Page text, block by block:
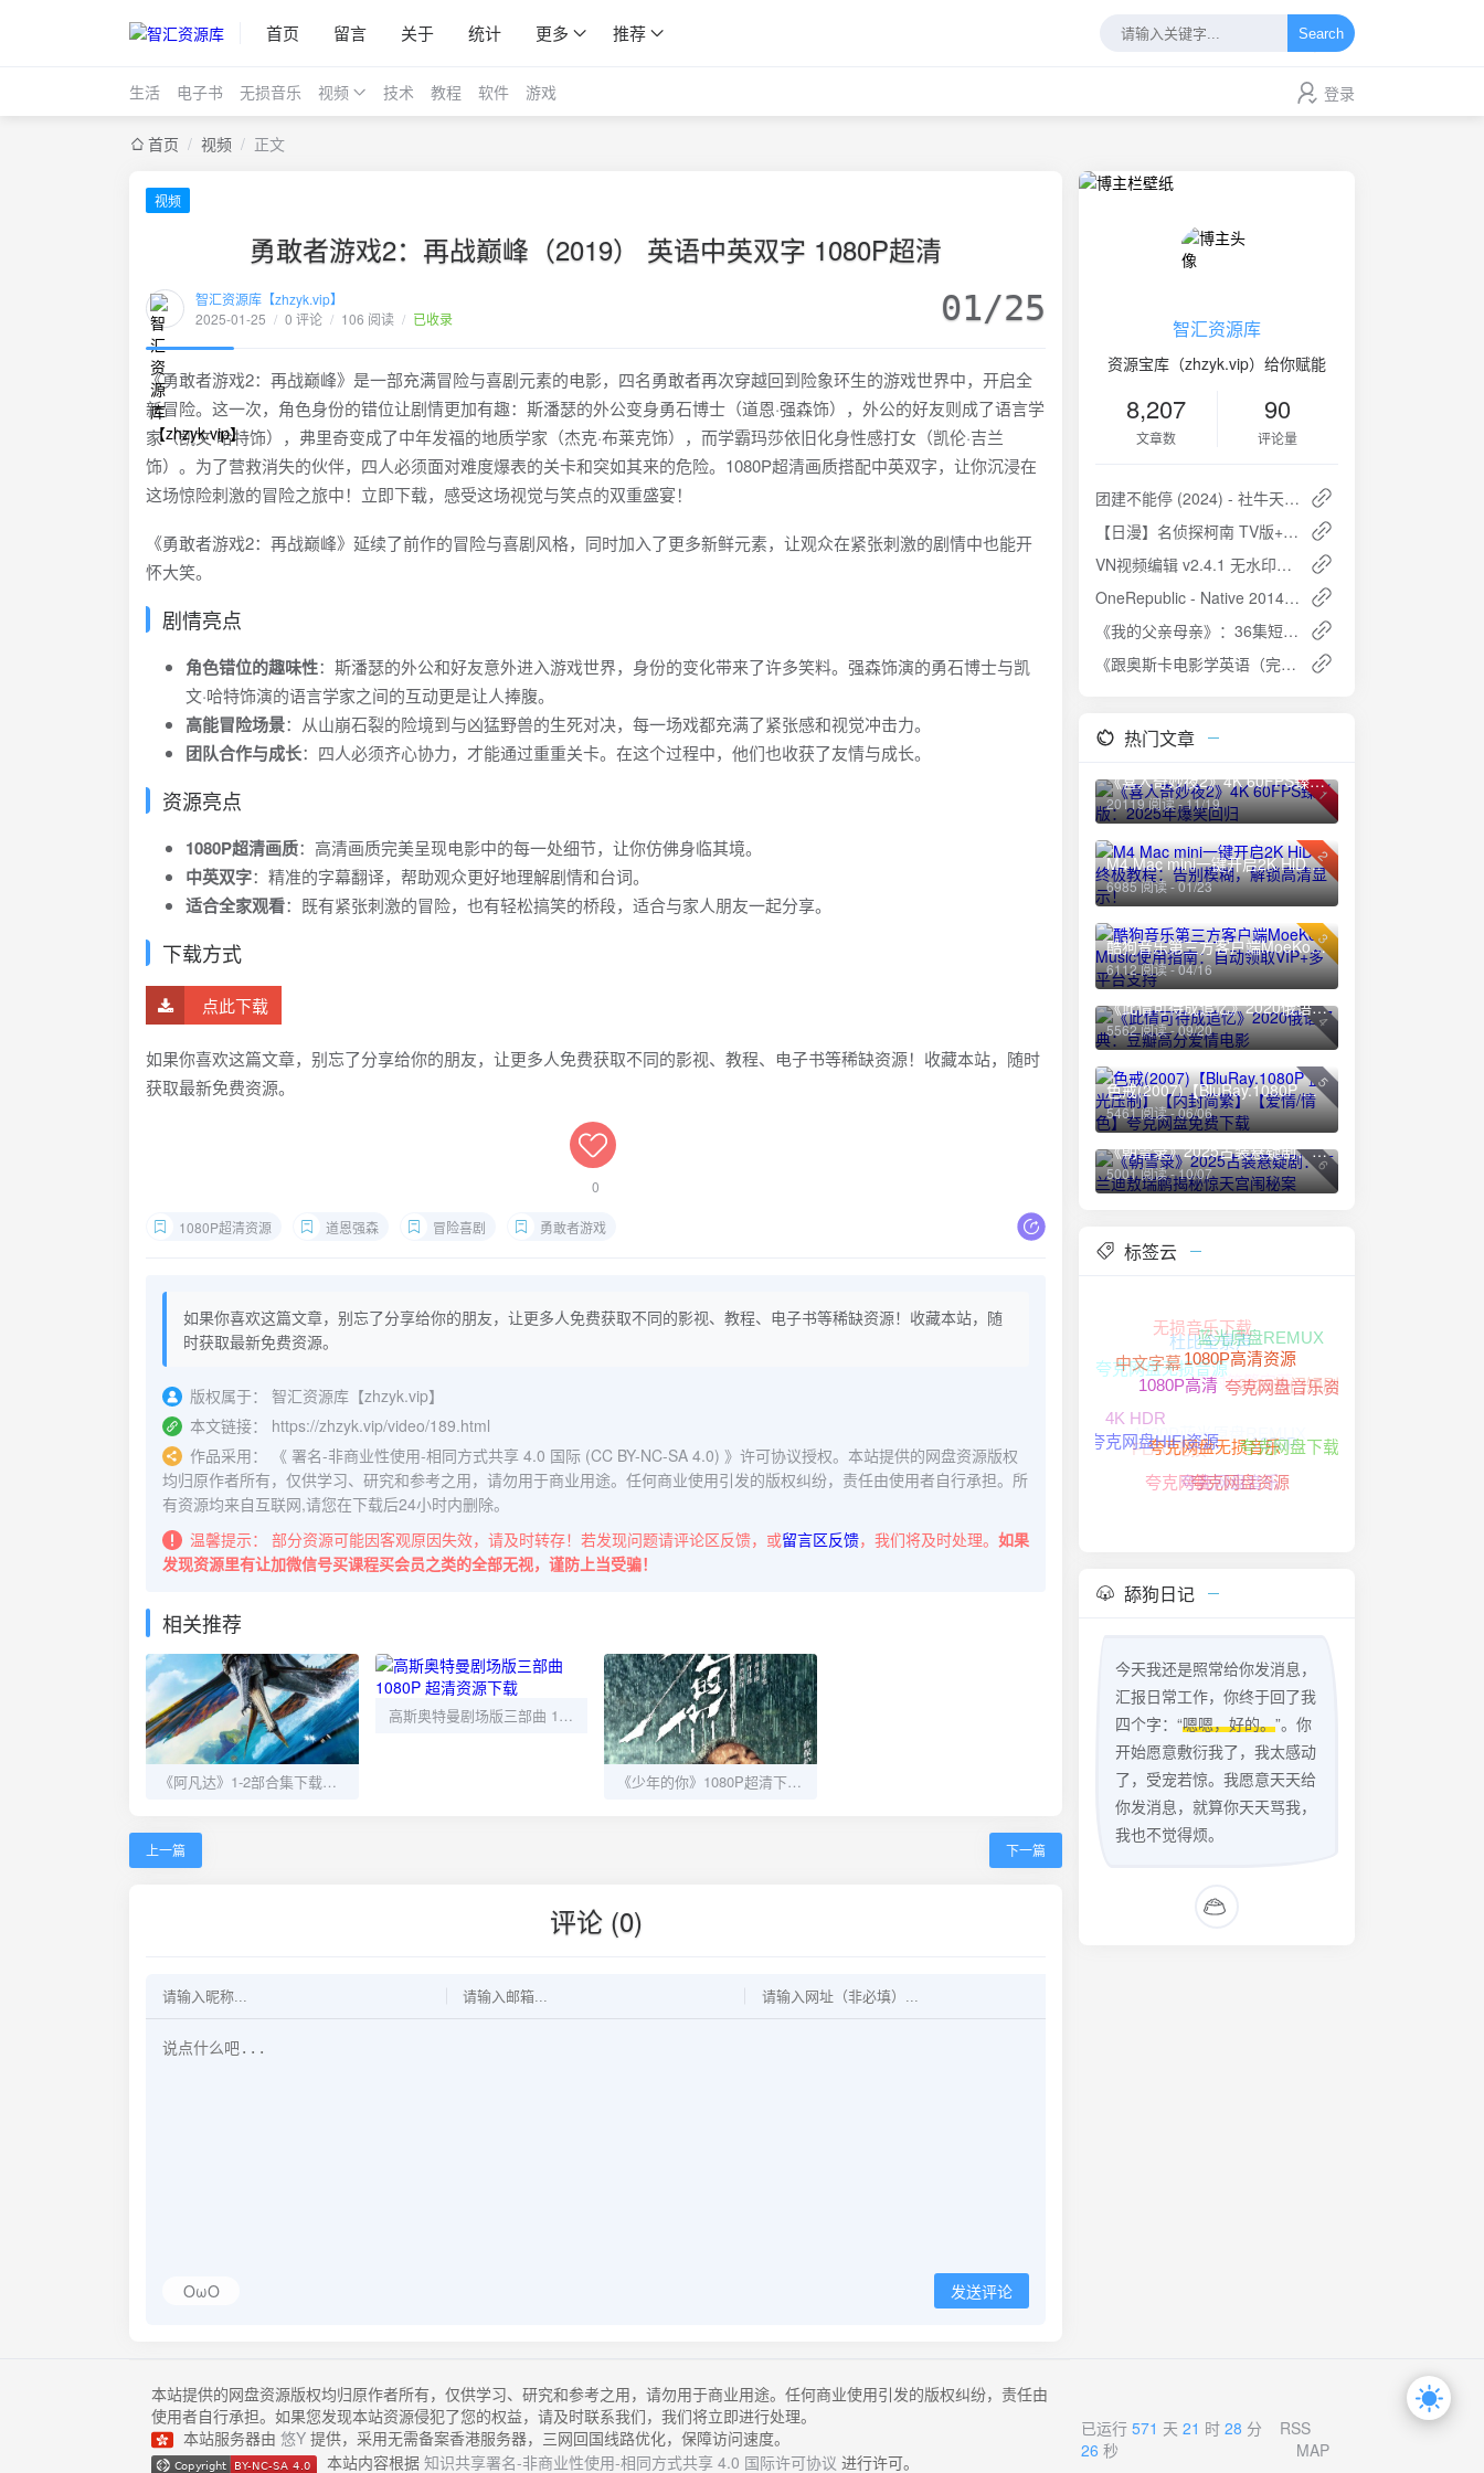
首页 留言 关于 统计 更多 推荐 Search
生活 电子书 无损音乐 视频 技术 教程 软件 游戏 登录
首页 / 视频 / 正文
视频
勇敢者游戏2：再战巅峰（2019） 英语中英双字 1080P超清
智汇资源库【zhzyk.vip】
2025-01-25 / 0 评论 / 106 阅读 / 已收录 01/25
《勇敢者游戏2：再战巅峰》是一部充满冒险与喜剧元素的电影，四名勇敢者再次穿越回到险象环生的游戏世界中，开启全
新冒险。这一次，角色身份的错位让剧情更加有趣：斯潘瑟的外公变身勇石博士（道恩·强森饰），外公的好友则成了语言学
家（凯文·哈特饰），弗里奇变成了中年发福的地质学家（杰克·布莱克饰），而学霸玛莎依旧化身性感打女（凯伦·吉兰
饰）。为了营救消失的伙伴，四人必须面对难度爆表的关卡和突如其来的危险。1080P超清画质搭配中英双字，让你沉浸在
这场惊险刺激的冒险之旅中！立即下载，感受这场视觉与笑点的双重盛宴！
《勇敢者游戏2：再战巅峰》延续了前作的冒险与喜剧风格，同时加入了更多新鲜元素，让观众在紧张刺激的剧情中也能开
怀大笑。
剧情亮点
角色错位的趣味性：斯潘瑟的外公和好友意外进入游戏世界，身份的变化带来了许多笑料。强森饰演的勇石博士与凯
文·哈特饰演的语言学家之间的互动更是让人捧腹。
高能冒险场景：从山崩石裂的险境到与凶猛野兽的生死对决，每一场戏都充满了紧张感和视觉冲击力。
团队合作与成长：四人必须齐心协力，才能通过重重关卡。在这个过程中，他们也收获了友情与成长。
资源亮点
1080P超清画质：高清画质完美呈现电影中的每一处细节，让你仿佛身临其境。
中英双字：精准的字幕翻译，帮助观众更好地理解剧情和台词。
适合全家观看：既有紧张刺激的冒险，也有轻松搞笑的桥段，适合与家人朋友一起分享。
下载方式
点此下载
如果你喜欢这篇文章，别忘了分享给你的朋友，让更多人免费获取不同的影视、教程、电子书等稀缺资源！收藏本站，随时
获取最新免费资源。
0
1080P超清资源 道恩强森 冒险喜剧 勇敢者游戏
如果你喜欢这篇文章，别忘了分享给你的朋友，让更多人免费获取不同的影视、教程、电子书等稀缺资源！收藏本站，随
时获取最新免费资源。
版权属于：
智汇资源库【zhzyk.vip】
本文链接：
https://zhzyk.vip/video/189.html
作品采用：
《 署名-非商业性使用-相同方式共享 4.0 国际 (CC BY-NC-SA 4.0) 》许可协议授权。本站提供的网盘资源版权
均归原作者所有，仅供学习、研究和参考之用，请勿用于商业用途。任何商业使用引发的版权纠纷，责任由使用者自行承担。所
有资源均来自互联网,请您在下载后24小时内删除。
温馨提示：
部分资源可能因客观原因失效，请及时转存！若发现问题请评论区反馈，或留言区反馈，我们将及时处理。 如果
发现资源里有让加微信号买课程买会员之类的全部无视，谨防上当受骗！
相关推荐
《阿凡达》1-2部合集下载｜1080P超清+中英双字+IMAX增强版
高斯奥特曼剧场版三部曲 1080P 超清资源下载
《少年的你》1080P超清下载｜11.5GB国语中字+幕后花絮+原声大碟
上一篇 下一篇
评论 (0)
OωO 发送评论
智汇资源库
资源宝库（zhzyk.vip）给你赋能
8,207
文章数
90
评论量
团建不能停 (2024) - 社牛天团650的搞笑整活儿之旅
【日漫】名侦探柯南 TV版+剧场版+特别篇 日语简中 1080P
VN视频编辑 v2.4.1 无水印视频编辑工具，小白快速上手，解锁专业版
OneRepublic - Native 2014 国际版：19首经典曲目，FLAC无损音质，震撼你的听觉！
《我的父亲母亲》：36集短剧，讲述爱与家庭的力量
《跟奥斯卡电影学英语（完结）》夸克网盘高速下载+免费资源
热门文章
1
《喜人奇妙夜2》4K 60FPS臻彩版：2025年爆笑回归
20119 阅读 - 11/19
2
M4 Mac mini一键开启2K HiDPI终极教程：告别模糊，解锁高清显示！
6985 阅读 - 01/23
3
酷狗音乐第三方客户端MoeKoe Music使用指南：自动领取VIP+多平台支持
6112 阅读 - 04/16
4
《此情可待成追忆》2020俄语经典：豆瓣高分爱情电影
5562 阅读 - 09/20
5
色戒(2007)【BluRay.1080P 蓝光压制】【内封简繁】【爱情/情色】夸克网盘免费下载
5461 阅读 - 06/06
6
《朝雪录》2025古装悬疑剧：李兰迪敖瑞鹏揭秘惊天宫闱秘案
5001 阅读 - 10/07
标签云
夸克网盘无损音乐
夸克网盘资源
夸克网盘下载
夸克网盘音乐资源
1080P高清资源
夸克网盘HIFI资源
夸克网盘
夸克网盘音乐
2025热门短剧
蓝光原盘REMUX
无损音乐下载
中文字幕
4K HDR
FLAC无损
1080P蓝光原盘REMUX
内封简繁字幕
杜比全景声
夸克网盘无损音源
舔狗日记
今天我还是照常给你发消息，
汇报日常工作，你终于回了我
四个字：“嗯嗯，好的。”。你
开始愿意敷衍我了，我太感动
了，受宠若惊。我愿意天天给
你发消息，就算你天天骂我，
我也不觉得烦。
本站提供的网盘资源版权均归原作者所有，仅供学习、研究和参考之用，请勿用于商业用途。任何商业使用引发的版权纠纷，责任由
使用者自行承担。如果您发现本站资源侵犯了您的权益，请及时联系我们，我们将立即进行处理。
本站服务器由 悠Y 提供，采用无需备案香港服务器，三网回国线路优化，保障访问速度。
本站内容根据 知识共享署名-非商业性使用-相同方式共享 4.0 国际许可协议 进行许可。
已运行571 天21 时28 分
26 秒
RSS
MAP